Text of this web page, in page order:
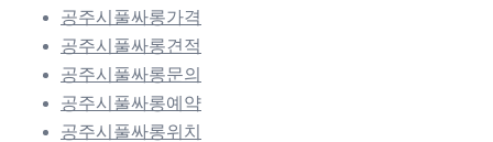
공주시풀싸롱가격
공주시풀싸롱견적
공주시풀싸롱문의
공주시풀싸롱예약
공주시풀싸롱위치